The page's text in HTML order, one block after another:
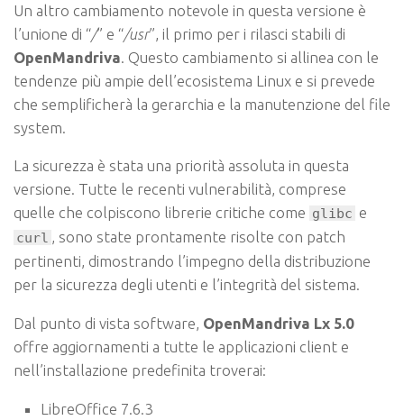
Un altro cambiamento notevole in questa versione è
l’unione di “/” e “/usr”, il primo per i rilasci stabili di
OpenMandriva . Questo cambiamento si allinea con le
tendenze più ampie dell’ecosistema Linux e si prevede
che semplificherà la gerarchia e la manutenzione del file
system.
La sicurezza è stata una priorità assoluta in questa
versione. Tutte le recenti vulnerabilità, comprese
quelle che colpiscono librerie critiche come glibc e
curl , sono state prontamente risolte con patch
pertinenti, dimostrando l’impegno della distribuzione
per la sicurezza degli utenti e l’integrità del sistema.
Dal punto di vista software, OpenMandriva Lx 5.0
offre aggiornamenti a tutte le applicazioni client e
nell’installazione predefinita troverai:
LibreOffice 7.6.3